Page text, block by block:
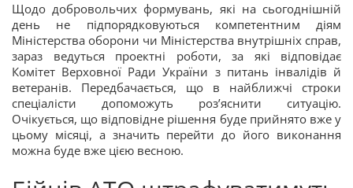
Щодо добровольчих формувань, які на сьогоднішній
день не підпорядковуються компетентним діям
Міністерства оборони чи Міністерства внутрішніх справ,
зараз ведуться проектні роботи, за які відповідає
Комітет Верховної Ради України з питань інвалідів й
ветеранів. Передбачається, що в найближчі строки
спеціалісти допоможуть роз’яснити ситуацію.
Очікується, що відповідне рішення буде прийнято вже у
цьому місяці, а значить перейти до його виконання
можна буде вже цією весною.